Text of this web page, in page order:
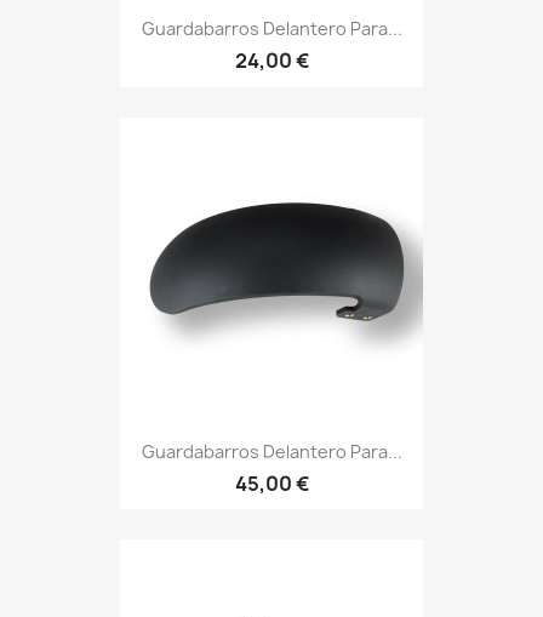
Guardabarros Delantero Para...
24,00 €
Guardabarros Delantero Para...
45,00 €